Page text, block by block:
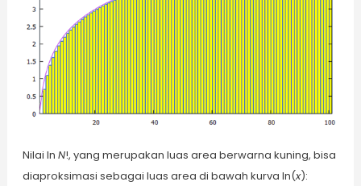
Nilai ln N!, yang merupakan luas area berwarna kuning, bisa
diaproksimasi sebagai luas area di bawah kurva ln(x):